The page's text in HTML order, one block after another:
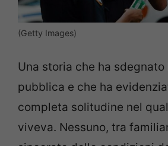
(Getty Images)
Una storia che ha sdegnato
pubblica e che ha
completa solitudine nel
viveva. Nessuno, tra